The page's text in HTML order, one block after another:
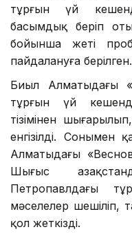
тұрғын үй
басымдық беріп
бойынша жеті
пайдалануға берілген.
Биыл Алматыдағы
тұрғын үй
тізімінен
енгізілді. Сонымен
Алматыдағы
Шығыс
Петропавлдағы
мәселелер шешіліп,
қол жеткізді.